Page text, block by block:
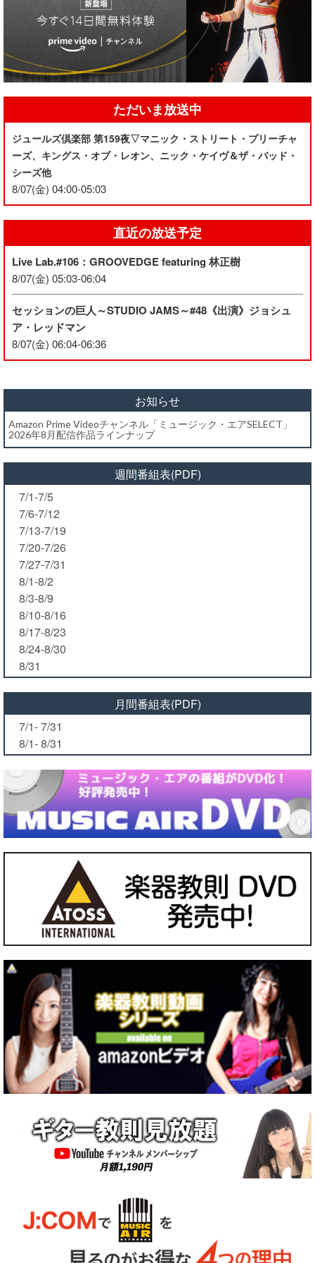
ただいま放送中
ジュールズ倶楽部 第159夜▽マニック・ストリート・プリーチャ
ーズ、キングス・オブ・レオン、ニック・ケイヴ＆ザ・バッド・
シーズ他
8/07(金) 04:00-05:03
直近の放送予定
Live Lab.#106：GROOVEDGE featuring 林正樹
8/07(金) 05:03-06:04
セッションの巨人～STUDIO JAMS～#48《出演》ジョシュ
ア・レッドマン
8/07(金) 06:04-06:36
お知らせ
Amazon Prime Videoチャンネル「ミュージック・エアSELECT」
2026年8月配信作品ラインナップ
週間番組表(PDF)
7/1-7/5
7/6-7/12
7/13-7/19
7/20-7/26
7/27-7/31
8/1-8/2
8/3-8/9
8/10-8/16
8/17-8/23
8/24-8/30
8/31
月間番組表(PDF)
7/1- 7/31
8/1- 8/31